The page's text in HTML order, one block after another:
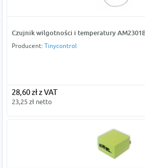
Czujnik wilgotności i temperatury
Producent: Tinycontrol
28,60 zł z VAT
23,25 zł netto